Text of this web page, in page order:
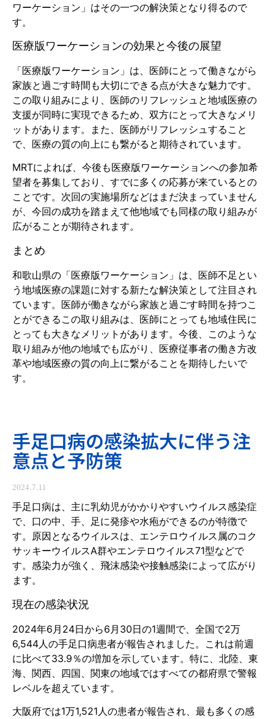
ワーケーション」はその一つの解決策となり得るので
す。
医療版ワーケーションの効果と今後の展望
「医療版ワーケーション」は、医師にとって働きながら
家族と過ごす時間も大切にできる点が大きな魅力です。
この取り組みにより、医師のリフレッシュと地域医療の
支援が同時に実現できるため、双方にとって大きなメリ
ットがあります。また、医師がリフレッシュすること
で、医療の質の向上にも繋がると期待されています。
MRTによれば、今後も医療版ワーケーションへの参加希
望者を募集しており、すでに多くの応募が来ているとの
ことです。次回の実施場所などはまだ決まっていません
が、今回の成功を踏まえて他地域でも同様の取り組みが
広がることが期待されます。
まとめ
和歌山県の「医療版ワーケーション」は、医師不足とい
う地域医療の課題に対する新たな解決策として注目され
ています。医師が働きながら家族と過ごす時間を持つこ
とができるこの取り組みは、医師にとっても地域住民に
とっても大きなメリットがあります。今後、このような
取り組みが他の地域でも広がり、医療従事者の働き方改
革や地域医療の質の向上に繋がることを期待したいで
す。
手足口病の感染拡大に伴う注
意点と予防策
2024.7.11
手足口病は、主に乳幼児がかかりやすいウイルス感染症
で、口の中、手、足に発疹や水疱ができるのが特徴で
す。原因となるウイルスは、エンテロウイルス属のコク
サッキーウイルスA群やエンテロウイルス71型などで
す。感染力が強く、飛沫感染や接触感染によって広がり
ます。
現在の感染状況
2024年6月24日から6月30日の1週間で、全国で2万
6,544人の手足口病患者が報告されました。これは前週
に比べて33.9％の増加を示しています。特に、北陸、東
海、関西、四国、関東の地域ではすべての都府県で警報
レベルを超えています。
大阪府では1万1,521人の患者が報告され、最も多くの感